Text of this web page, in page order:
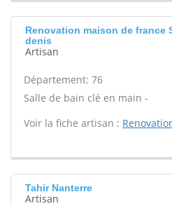
Renovation maison de france
denis
Artisan
Département: 76
Salle de bain clé en main -
Voir la fiche artisan :
Tahir Nanterre
Artisan